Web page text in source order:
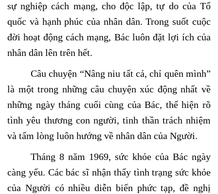
sự nghiệp cách mạng, cho độc lập, tự do của Tổ
quốc và hạnh phúc của nhân dân. Trong suốt cuộc
đời hoạt động cách mạng, Bác luôn đặt lợi ích của
nhân dân lên trên hết.
Câu chuyện “Nâng niu tất cả, chỉ quên mình”
là một trong những câu chuyện xúc động nhất về
những ngày tháng cuối cùng của Bác, thể hiện rõ
tình yêu thương con người, tinh thần trách nhiệm
và tấm lòng luôn hướng về nhân dân của Người.
Tháng 8 năm 1969, sức khỏe của Bác ngày
càng yếu. Các bác sĩ nhận thấy tình trạng sức khỏe
của Người có nhiều diễn biến phức tạp, đề nghị